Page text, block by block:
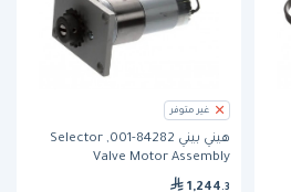
غير متوفر
هيني بيني 84282-001, Selector
Valve Motor Assembly
1,244 .3